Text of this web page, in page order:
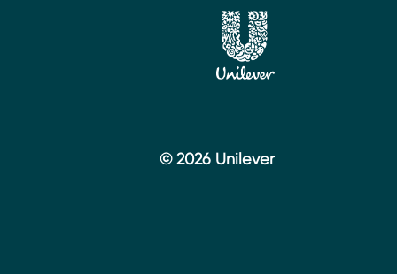
© 2026 Unilever